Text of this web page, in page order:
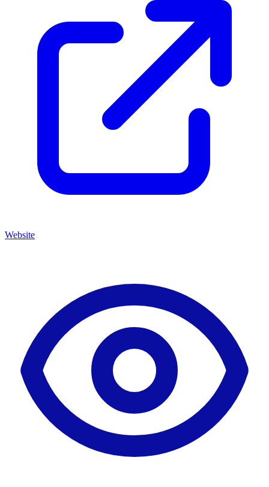
Website